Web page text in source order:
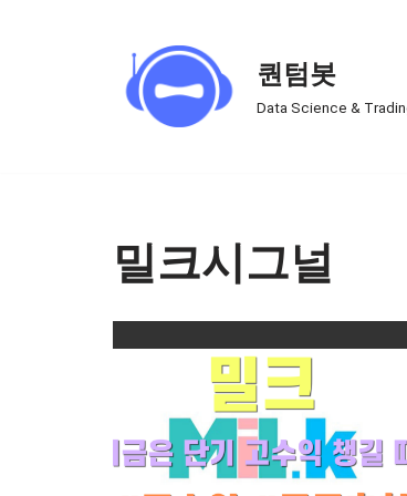
퀀텀봇
Data Science &
밀크시그널